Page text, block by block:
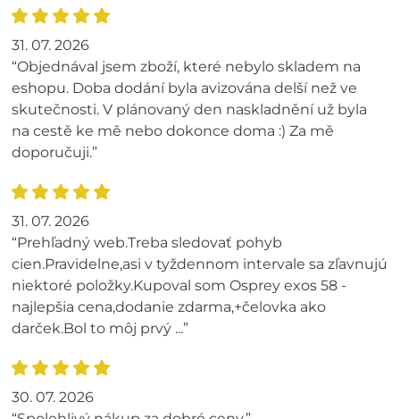
31. 07. 2026
“Objednával jsem zboží, které nebylo skladem na
eshopu. Doba dodání byla avizována delší než ve
skutečnosti. V plánovaný den naskladnění už byla
na cestě ke mě nebo dokonce doma :) Za mě
doporučuji.”
31. 07. 2026
“Prehľadný web.Treba sledovať pohyb
cien.Pravidelne,asi v tyždennom intervale sa zľavnujú
niektoré položky.Kupoval som Osprey exos 58 -
najlepšia cena,dodanie zdarma,+čelovka ako
darček.Bol to môj prvý ...”
30. 07. 2026